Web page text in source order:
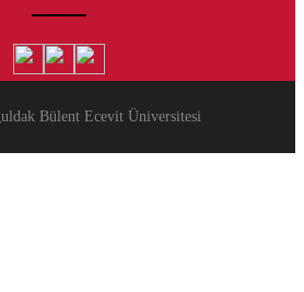
Bülent Ecevit Üniversitesi